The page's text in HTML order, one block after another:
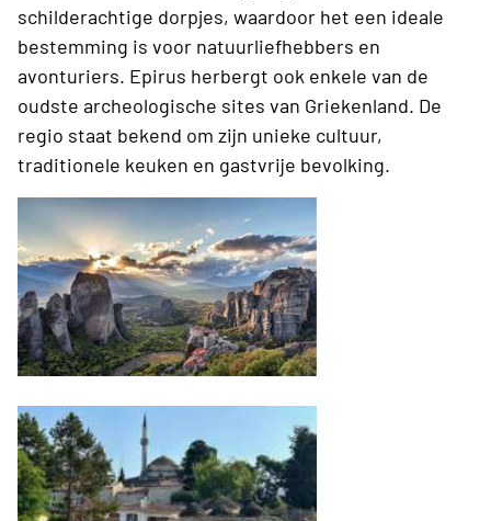
schilderachtige dorpjes, waardoor het een ideale
bestemming is voor natuurliefhebbers en
avonturiers. Epirus herbergt ook enkele van de
oudste archeologische sites van Griekenland. De
regio staat bekend om zijn unieke cultuur,
traditionele keuken en gastvrije bevolking.